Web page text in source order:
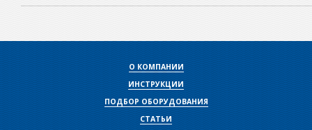
О КОМПАНИИ
ИНСТРУКЦИИ
ПОДБОР ОБОРУДОВАНИЯ
СТАТЬИ